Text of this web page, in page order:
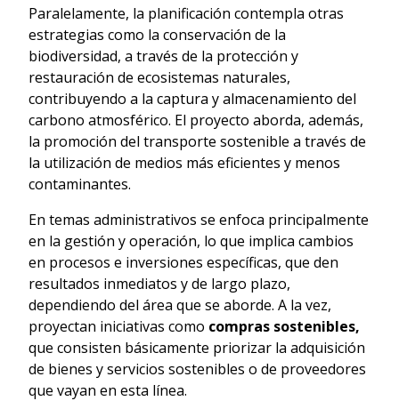
Paralelamente, la planificación contempla otras
estrategias como la conservación de la
biodiversidad, a través de la protección y
restauración de ecosistemas naturales,
contribuyendo a la captura y almacenamiento del
carbono atmosférico. El proyecto aborda, además,
la promoción del transporte sostenible a través de
la utilización de medios más eficientes y menos
contaminantes.
En temas administrativos se enfoca principalmente
en la gestión y operación, lo que implica cambios
en procesos e inversiones específicas, que den
resultados inmediatos y de largo plazo,
dependiendo del área que se aborde. A la vez,
proyectan iniciativas como compras sostenibles,
que consisten básicamente priorizar la adquisición
de bienes y servicios sostenibles o de proveedores
que vayan en esta línea.